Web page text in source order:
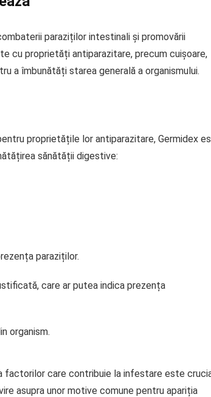
paraziților intestinali și promovării
cu proprietăți antiparazitare, precum cuișoare,
a îmbunătăți starea generală a organismului.
proprietățile lor antiparazitare, Germidex
sănătății digestive:
paraziților.
care ar putea indica prezența
organism.
factorilor care contribuie la infestare este
asupra unor motive comune pentru apariția